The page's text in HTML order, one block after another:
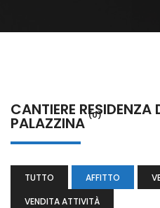
CANTIERE RESIDENZA
PALAZZINA (0)
TUTTO AFFITTO
VENDITA ATTIVITÀ